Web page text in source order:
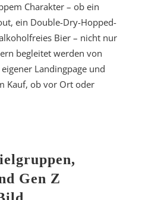
Charakter – ob ein
ein Double-Dry-Hopped-
Bier – nicht nur
begleitet werden von
Landingpage und
Kauf, ob vor Ort oder
Gen Z